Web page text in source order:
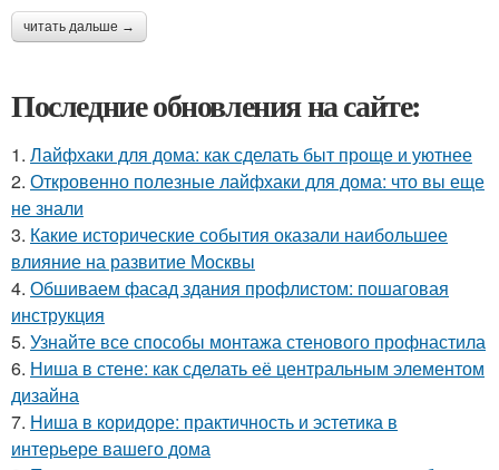
читать дальше →
Последние обновления на сайте:
1. Лайфхаки для дома: как сделать быт проще и уютнее
2. Откровенно полезные лайфхаки для дома: что вы еще
не знали
3. Какие исторические события оказали наибольшее
влияние на развитие Москвы
4. Обшиваем фасад здания профлистом: пошаговая
инструкция
5. Узнайте все способы монтажа стенового профнастила
6. Ниша в стене: как сделать её центральным элементом
дизайна
7. Ниша в коридоре: практичность и эстетика в
интерьере вашего дома